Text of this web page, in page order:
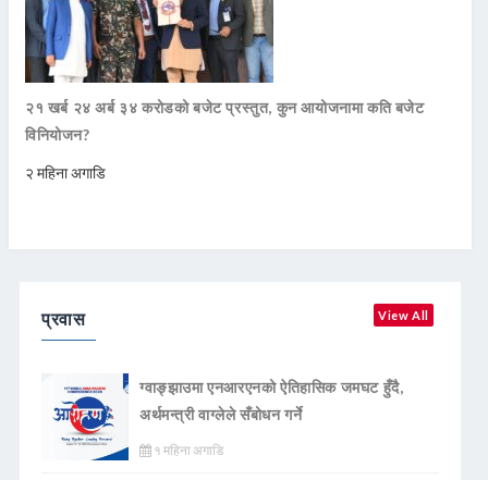
२१ खर्ब २४ अर्ब ३४ करोडको बजेट प्रस्तुत, कुन आयोजनामा कति बजेट
विनियोजन?
२ महिना अगाडि
प्रवास View All
ग्वाङ्झाउमा एनआरएनको ऐतिहासिक जमघट हुँदै,
अर्थमन्त्री वाग्लेले सँबोधन गर्ने
१ महिना अगाडि